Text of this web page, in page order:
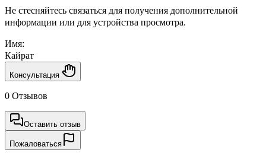
Не стесняйтесь связаться для получения дополнительной
информации или для устройства просмотра.
Имя:
Кайрат
Консультация
0 Отзывов
Оставить отзыв
Пожаловаться